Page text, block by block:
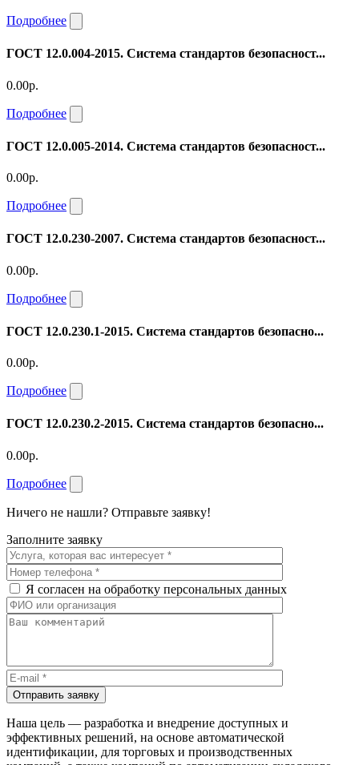
Подробнее
ГОСТ 12.0.004-2015. Система стандартов безопасност...
0.00р.
Подробнее
ГОСТ 12.0.005-2014. Система стандартов безопасност...
0.00р.
Подробнее
ГОСТ 12.0.230-2007. Система стандартов безопасност...
0.00р.
Подробнее
ГОСТ 12.0.230.1-2015. Система стандартов безопасно...
0.00р.
Подробнее
ГОСТ 12.0.230.2-2015. Система стандартов безопасно...
0.00р.
Подробнее
Ничего не нашли? Отправьте заявку!
Заполните заявку
Я согласен на обработку персональных данных
Отправить заявку
Наша цель — разработка и внедрение доступных и
эффективных решений, на основе автоматической
идентификации, для торговых и производственных